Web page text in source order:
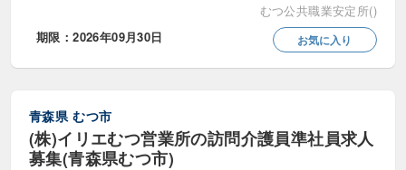
時給2000円以上 時給2500円以上
むつ公共職業安定所()
期限：2026年09月30日
お気に入り
青森県 むつ市
(株)イリエむつ営業所の訪問介護員準社員求人
募集(青森県むつ市)